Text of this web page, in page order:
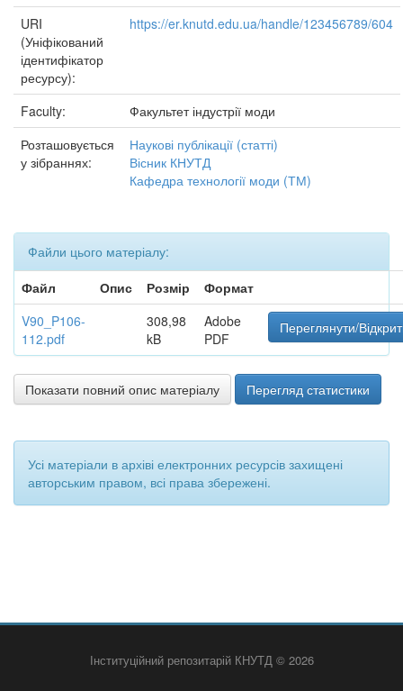
URI
(Уніфікований
ідентифікатор
ресурсу):
https://er.knutd.edu.ua/handle/123456789/604
Faculty:
Факультет індустрії моди
Розташовується
у зібраннях:
Наукові публікації (статті)
Вісник КНУТД
Кафедра технології моди (ТМ)
Файли цього матеріалу:
Файл
Опис Розмір
Формат
V90_P106-
112.pdf
308,98
kB
Adobe
PDF
Переглянути/
Показати повний опис матеріалу Перегляд статистики
Усі матеріали в архіві електронних ресурсів захищені
авторським правом, всі права збережені.
Інституційний репозитарій КНУТД © 2026